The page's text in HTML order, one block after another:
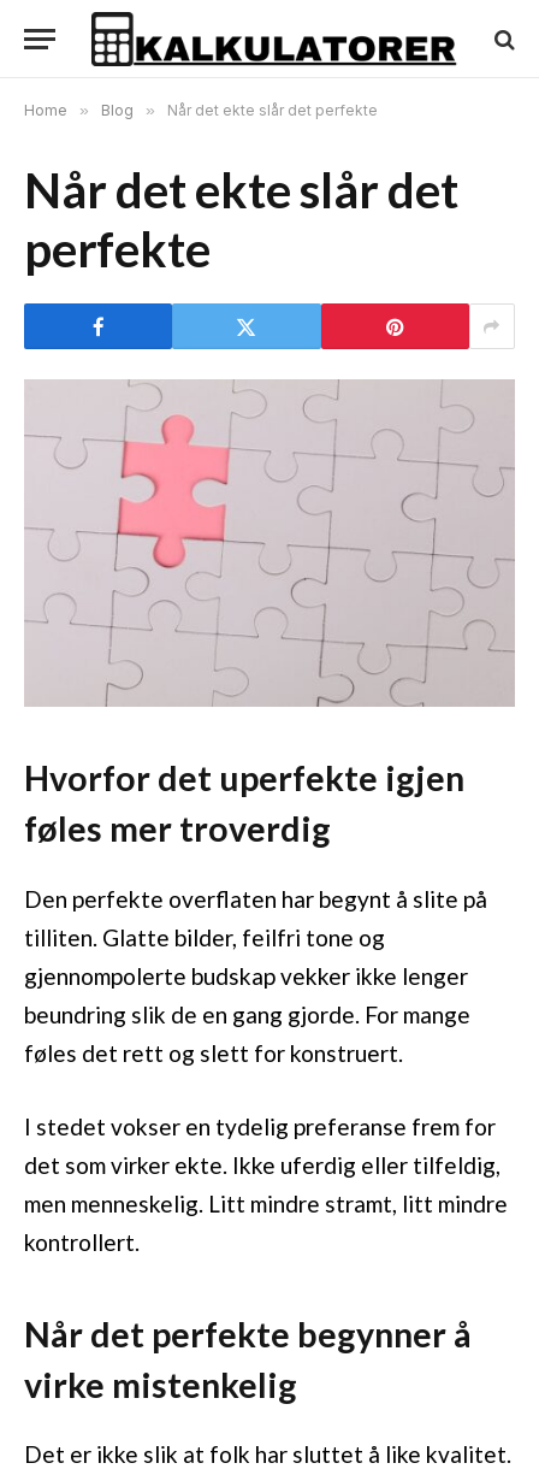
Home » Blog » Når det ekte slår det perfekte
Når det ekte slår det
perfekte
Hvorfor det uperfekte igjen
føles mer troverdig
Den perfekte overflaten har begynt å slite på
tilliten. Glatte bilder, feilfri tone og
gjennompolerte budskap vekker ikke lenger
beundring slik de en gang gjorde. For mange
føles det rett og slett for konstruert.
I stedet vokser en tydelig preferanse frem for
det som virker ekte. Ikke uferdig eller tilfeldig,
men menneskelig. Litt mindre stramt, litt mindre
kontrollert.
Når det perfekte begynner å
virke mistenkelig
Det er ikke slik at folk har sluttet å like kvalitet.